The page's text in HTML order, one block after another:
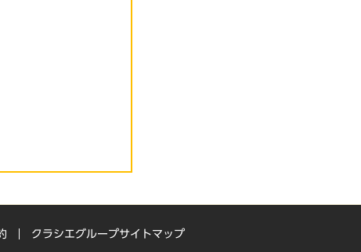
クラシエグループサイトマップ